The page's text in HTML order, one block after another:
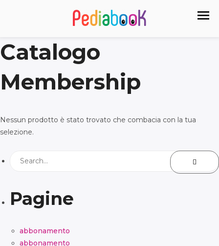
Catalogo
Membership
Nessun prodotto è stato trovato che combacia con la tua
selezione.
Pagine
abbonamento
abbonamento